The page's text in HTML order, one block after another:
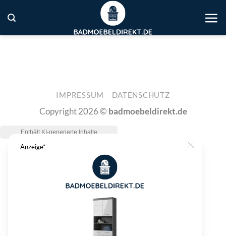
Inhalt
springen
IMPRESSUM DATENSCHUTZ
Copyright 2026 © badmoebeldirekt.de
Anzeige* Close